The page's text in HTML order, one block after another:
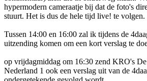
hypermodern cameraatje bij dat de foto's
stuurt. Het is dus de hele tijd live! te volgen.
Tussen 14:00 en 16:00 zal ik tijdens de
uitzending komen om een kort verslag te
op vrijdagmiddag om 16:30 zend KRO's
Nederland 1 ook een verslag uit van de